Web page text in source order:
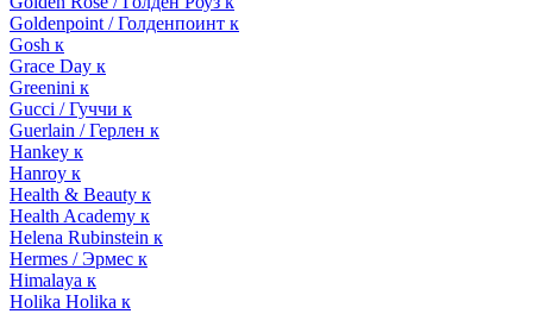
Goldenpoint / Голденпоинт к
Gosh к
Grace Day к
Greenini к
Gucci / Гуччи к
Guerlain / Герлен к
Hankey к
Hanroy к
Health & Beauty к
Health Academy к
Helena Rubinstein к
Hermes / Эрмес к
Himalaya к
Holika Holika к